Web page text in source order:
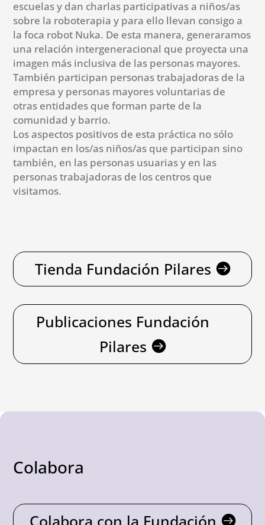
escuelas y dan charlas participativas a niños/as
sobre la roboterapia y para ello llevan consigo a
la foca robot Nuka. De esta manera, generaramos
una relación intergeneracional que proyecta una
imagen más inclusiva de las personas mayores.
También participan personas trabajadoras de la
empresa y personas mayores voluntarias de
otras entidades que forman parte de la
comunidad y barrio.
Los aspectos positivos de esta práctica no sólo
impactan en los/as niños/as que participan sino
también, en las personas usuarias y en las
personas trabajadoras de los centros que
visitamos.
Tienda Fundación Pilares
Publicaciones Fundación
Pilares
Colabora